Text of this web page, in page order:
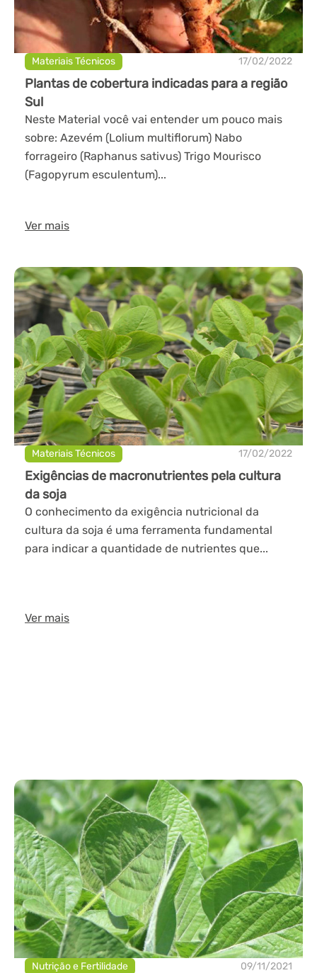
Materiais Técnicos 17/02/2022
Plantas de cobertura indicadas para a região
Sul
Neste Material você vai entender um pouco mais
sobre: Azevém (Lolium multiflorum) Nabo
forrageiro (Raphanus sativus) Trigo Mourisco
(Fagopyrum esculentum)...
Ver mais
Materiais Técnicos 17/02/2022
Exigências de macronutrientes pela cultura
da soja
O conhecimento da exigência nutricional da
cultura da soja é uma ferramenta fundamental
para indicar a quantidade de nutrientes que...
Ver mais
Nutrição e Fertilidade 09/11/2021